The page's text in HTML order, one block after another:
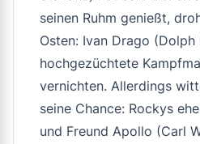
seinen Ruhm genießt,
Osten: Ivan Drago (Dolph
hochgezüchtete
vernichten. Allerdings
seine Chance: Rockys
und Freund Apollo (Carl